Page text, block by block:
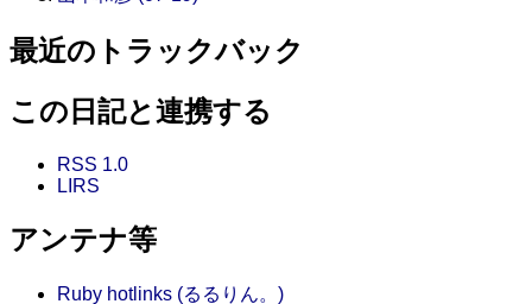
最近のトラックバック
この日記と連携する
RSS 1.0
LIRS
アンテナ等
Ruby hotlinks (るるりん。)